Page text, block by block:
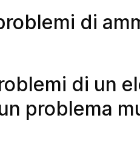
di
di un
problema